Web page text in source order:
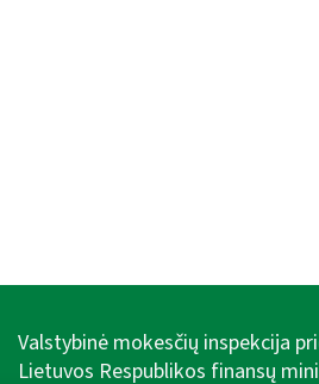
Valstybinė mokesčių inspekcija
Lietuvos Respublikos finansų